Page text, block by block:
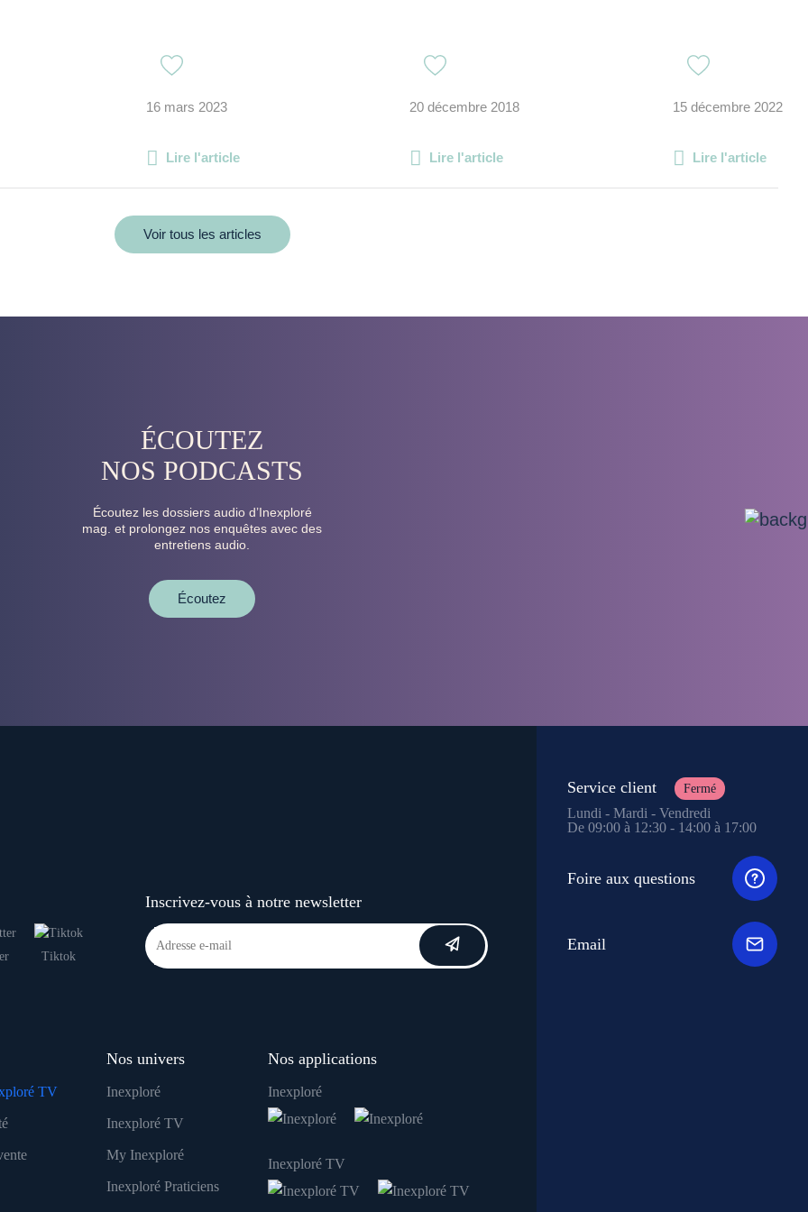
16 mars 2023
Lire l'article
20 décembre 2018
Lire l'article
15 décembre 2022
Lire l'article
Voir tous les articles
ÉCOUTEZ
NOS PODCASTS
Écoutez les dossiers audio d’Inexploré
mag. et prolongez nos enquêtes avec des
entretiens audio.
Écoutez
Tiktok
Inscrivez-vous à notre newsletter
TV
Nos univers
Inexploré
Inexploré TV
My Inexploré
Inexploré Praticiens
Nos applications
Inexploré
Inexploré TV
Service client Fermé
Lundi - Mardi - Vendredi
De 09:00 à 12:30 - 14:00 à 17:00
Foire aux questions
Email